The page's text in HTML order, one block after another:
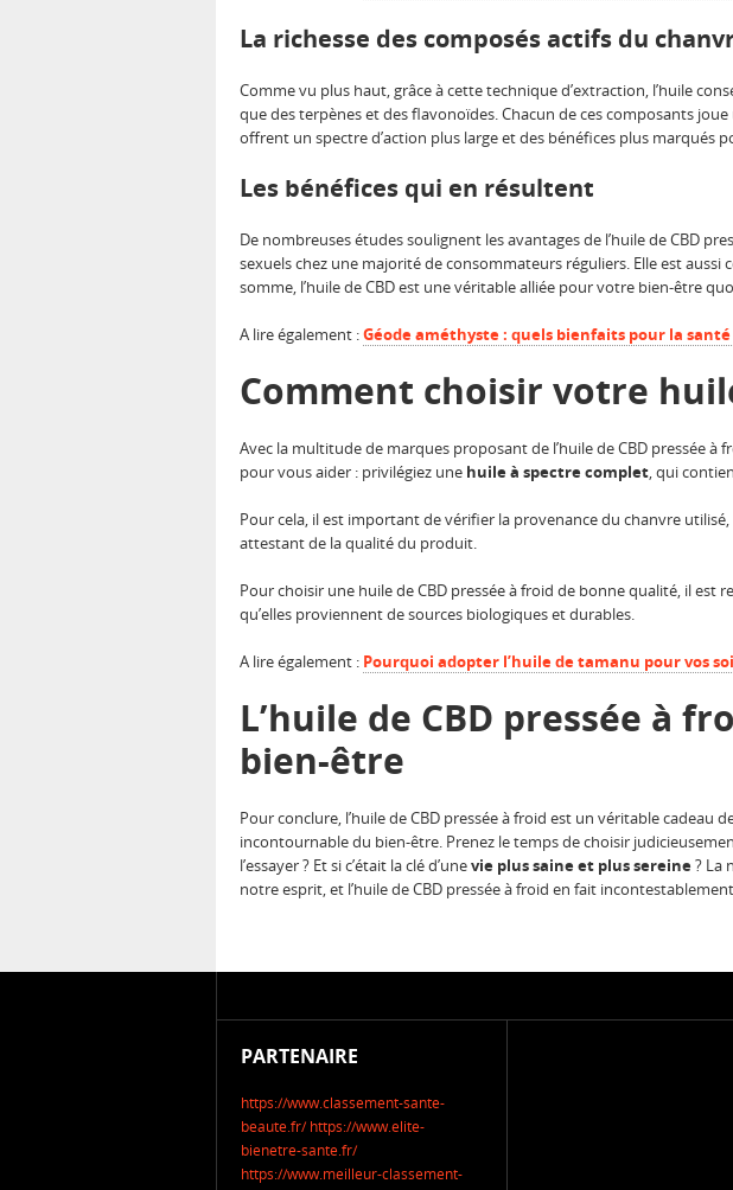
La richesse des composés actifs du
Comme vu plus haut, grâce à cette technique d’extraction, l’huile
que des terpènes et des flavonoïdes. Chacun de ces composants
offrent un spectre d’action plus large et des bénéfices plus marqués
Les bénéfices qui en résultent
De nombreuses études soulignent les avantages de l’huile de CBD
sexuels chez une majorité de consommateurs réguliers. Elle est
somme, l’huile de CBD est une véritable alliée pour votre bien-être
A lire également :Géode améthyste : quels bienfaits pour la
Comment choisir votre
Avec la multitude de marques proposant de l’huile de CBD pressée
pour vous aider : privilégiez une huile à spectre complet, qui
Pour cela, il est important de vérifier la provenance du chanvre
attestant de la qualité du produit.
Pour choisir une huile de CBD pressée à froid de bonne qualité, il est
qu’elles proviennent de sources biologiques et durables.
A lire également : Pourquoi adopter l’huile de tamanu pour vos
L’huile de CBD pressée à
bien-être
Pour conclure, l’huile de CBD pressée à froid est un véritable
incontournable du bien-être. Prenez le temps de choisir
l’essayer ? Et si c’était la clé d’unevie plus saine et plus sereine? La
notre esprit, et l’huile de CBD pressée à froid en fait
PARTENAIRE
https://www.classement-sante-
beaute.fr/ https://www.elite-
bienetre-sante.fr/
https://www.meilleur-classement-